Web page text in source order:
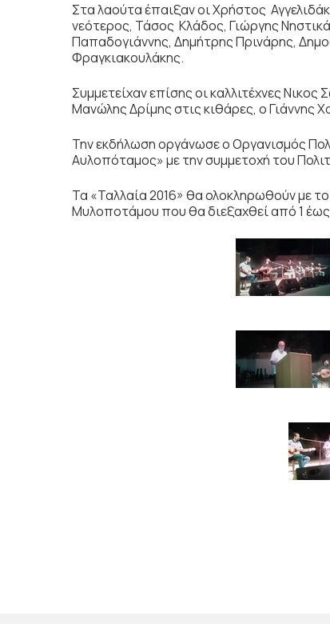
Στα λαούτα έπαιξαν οι Χρήστος
νεότερος, Τάσος Κλάδος, Γιώργης
Παπαδογιάννης, Δημήτρης Πρινάρης,
Φραγκιακουλάκης.
Συμμετείχαν επίσης οι καλλιτέχνες
Μανώλης Δρίμης στις κιθάρες, ο Γιάννης
Την εκδήλωση οργάνωσε ο Οργανισμός
Αυλοπόταμος» με την συμμετοχή του
Τα «Ταλλαία 2016» θα ολοκληρωθούν με
Μυλοποτάμου που θα διεξαχθεί από 1